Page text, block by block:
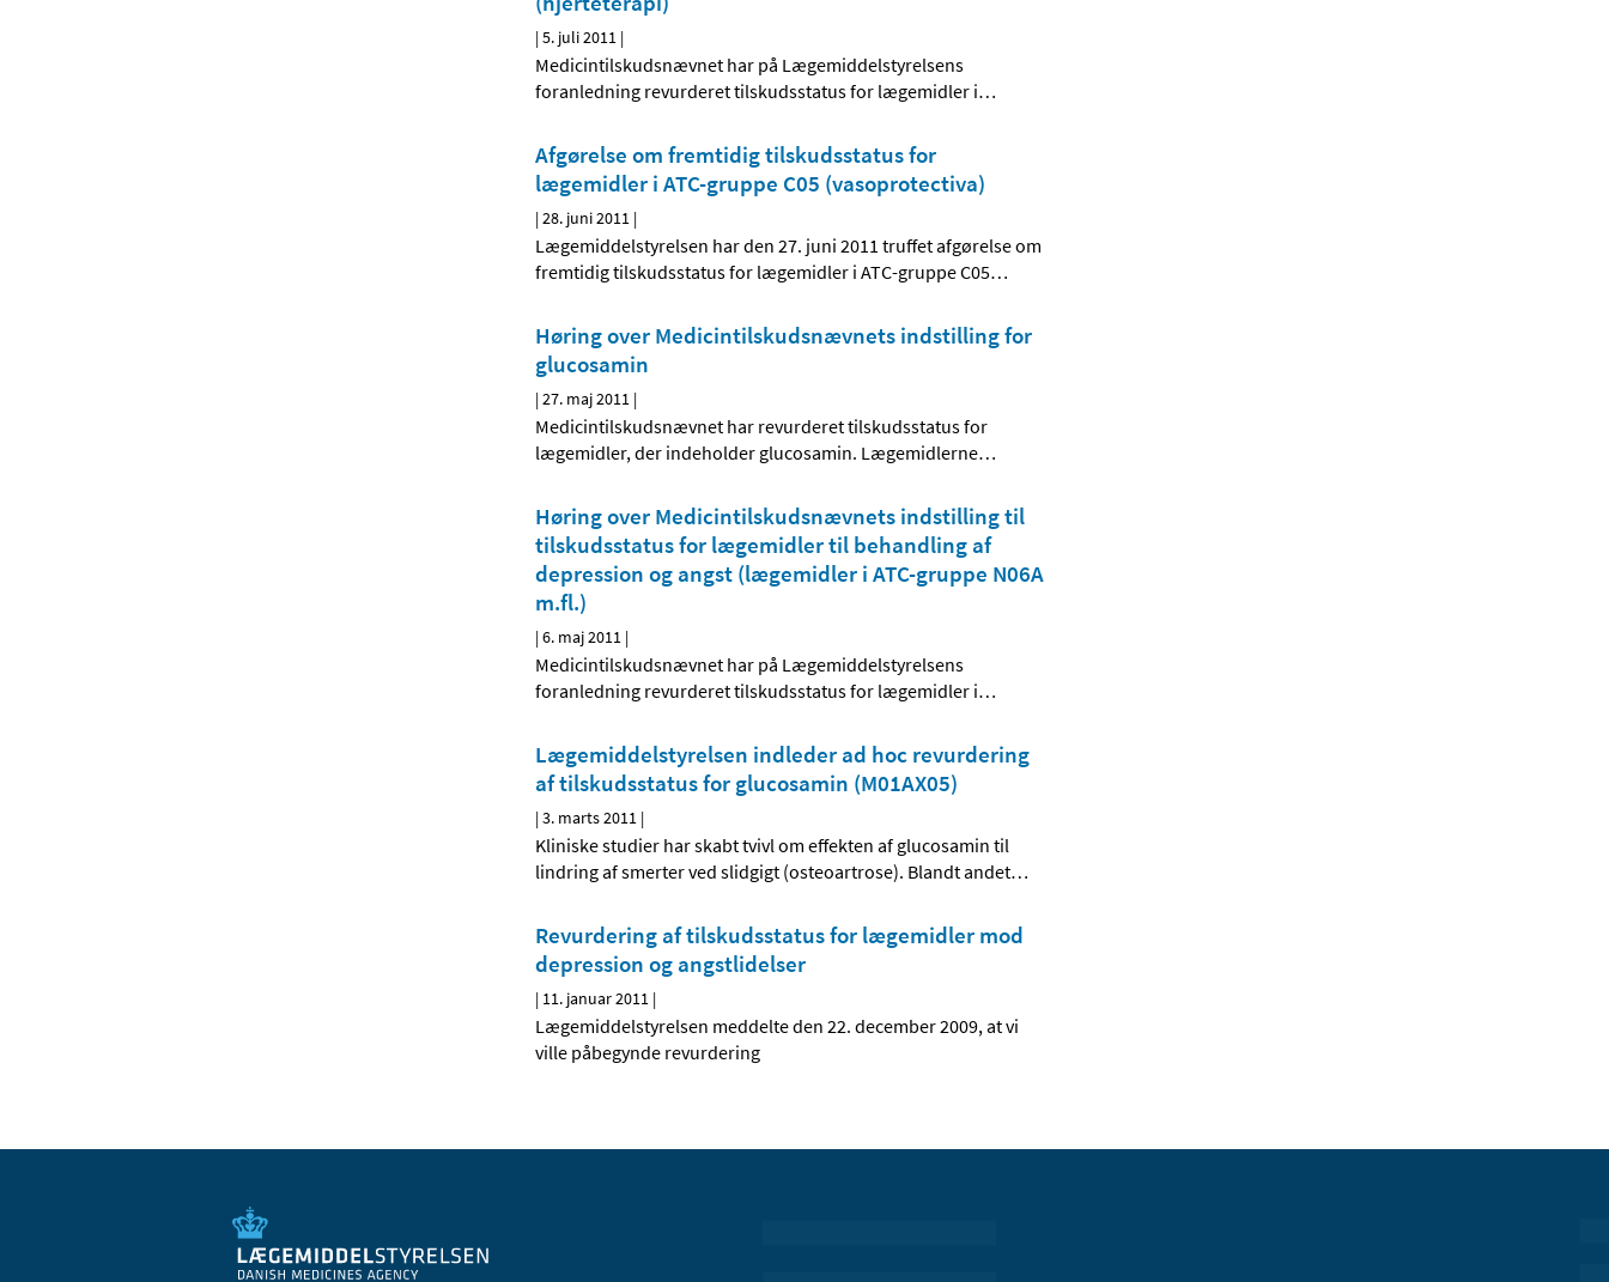
|5. juli 2011 |
Medicintilskudsnævnet har på Lægemiddelstyrelsens
foranledning revurderet tilskudsstatus for lægemidler i…
Afgørelse om fremtidig tilskudsstatus for
lægemidler i ATC-gruppe C05 (vasoprotectiva)
|28. juni 2011 |
Lægemiddelstyrelsen har den 27. juni 2011 truffet afgørelse om
fremtidig tilskudsstatus for lægemidler i ATC-gruppe C05…
Høring over Medicintilskudsnævnets indstilling for
glucosamin
|27. maj 2011 |
Medicintilskudsnævnet har revurderet tilskudsstatus for
lægemidler, der indeholder glucosamin. Lægemidlerne…
Høring over Medicintilskudsnævnets indstilling til
tilskudsstatus for lægemidler til behandling af
depression og angst (lægemidler i ATC-gruppe N06A
m.fl.)
|6. maj 2011 |
Medicintilskudsnævnet har på Lægemiddelstyrelsens
foranledning revurderet tilskudsstatus for lægemidler i…
Lægemiddelstyrelsen indleder ad hoc revurdering
af tilskudsstatus for glucosamin (M01AX05)
|3. marts 2011 |
Kliniske studier har skabt tvivl om effekten af glucosamin til
lindring af smerter ved slidgigt (osteoartrose). Blandt andet…
Revurdering af tilskudsstatus for lægemidler mod
depression og angstlidelser
| 11. januar 2011 |
Lægemiddelstyrelsen meddelte den 22. december 2009, at vi
ville påbegynde revurdering